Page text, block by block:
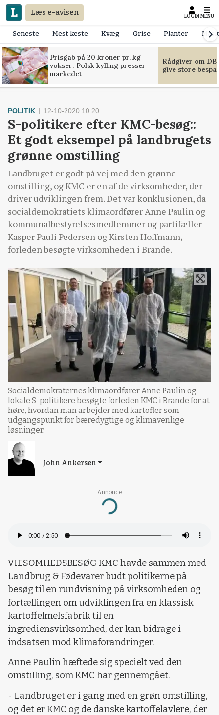
Læs e-avisen LOGIN MENU
Seneste Mest læste Kvæg Grise Planter
Prisgab på 20 kroner pr. kg
vokser: Polsk kylling presser
markedet
Rådgiver om
give store
Annonce
Loading...
POLITIK 12-10-2020 10:20
S-politikere efter KMC-besøg::
Et godt eksempel på landbrugets
grønne omstilling
Landbruget er godt på vej med den grønne
omstilling, og KMC er en af de virksomheder, der
driver udviklingen frem. Det var konklusionen, da
socialdemokratiets klimaordfører Anne Paulin og
kommunalbestyrelsesmedlemmer og partifæller
Kasper Pauli Pedersen og Kirsten Hoffmann,
forleden besøgte virksomheden i Brande.
Socialdemokraternes klimaordfører Anne Paulin og
lokale S-politikere besøgte forleden KMC i Brande for at
høre, hvordan man arbejder med kartofler som
udgangspunkt for bæredygtige og klimavenlige
løsninger.
John Ankersen
VIESOMHEDSBESØG KMC havde sammen med
Landbrug & Fødevarer budt politikerne på
besøg til en rundvisning på virksomheden og
fortællingen om udviklingen fra en klassisk
kartoffelmelsfabrik til en
ingrediensvirksomhed, der kan bidrage i
indsatsen mod klimaforandringer.
Anne Paulin hæftede sig specielt ved den
omstilling, som KMC har gennemgået.
- Landbruget er i gang med en grøn omstilling,
og det er KMC og de danske kartoffelavlere, der